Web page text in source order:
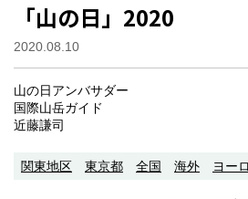
「山の日」2020
2020.08.10
山の日アンバサダー
国際山岳ガイド
近藤謙司
関東地区 東京都 全国 海外 ヨー